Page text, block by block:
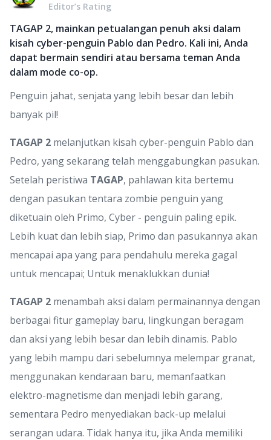
Editor’s Rating
TAGAP 2, mainkan petualangan penuh aksi dalam
kisah cyber-penguin Pablo dan Pedro. Kali ini, Anda
dapat bermain sendiri atau bersama teman Anda
dalam mode co-op.
Penguin jahat, senjata yang lebih besar dan lebih
banyak pil!
TAGAP 2 melanjutkan kisah cyber-penguin Pablo dan
Pedro, yang sekarang telah menggabungkan pasukan.
Setelah peristiwa TAGAP, pahlawan kita bertemu
dengan pasukan tentara zombie penguin yang
diketuain oleh Primo, Cyber - penguin paling epik.
Lebih kuat dan lebih siap, Primo dan pasukannya akan
mencapai apa yang para pendahulu mereka gagal
untuk mencapai; Untuk menaklukkan dunia!
TAGAP 2 menambah aksi dalam permainannya dengan
berbagai fitur gameplay baru, lingkungan beragam
dan aksi yang lebih besar dan lebih dinamis. Pablo
yang lebih mampu dari sebelumnya melempar granat,
menggunakan kendaraan baru, memanfaatkan
elektro-magnetisme dan menjadi lebih garang,
sementara Pedro menyediakan back-up melalui
serangan udara. Tidak hanya itu, jika Anda memiliki